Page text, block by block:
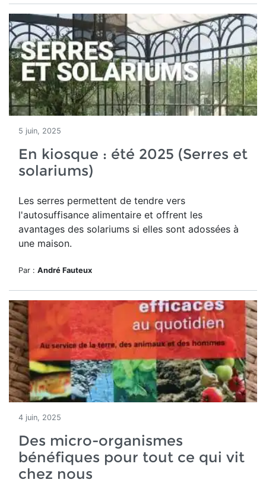
5 juin, 2025
En kiosque : été 2025 (Serres et
solariums)
Les serres permettent de tendre vers
l'autosuffisance alimentaire et offrent les
avantages des solariums si elles sont adossées à
une maison.
Par : André Fauteux
4 juin, 2025
Des micro-organismes
bénéfiques pour tout ce qui vit
chez nous